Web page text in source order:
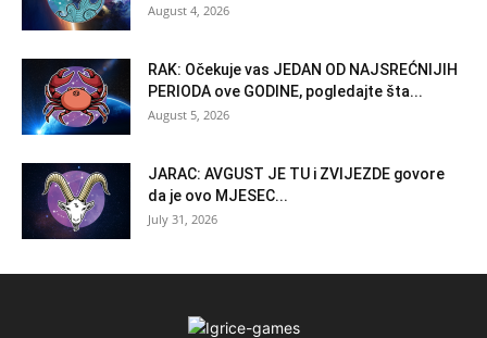
August 4, 2026
RAK: Očekuje vas JEDAN OD NAJSREĆNIJIH
PERIODA ove GODINE, pogledajte šta...
August 5, 2026
JARAC: AVGUST JE TU i ZVIJEZDE govore
da je ovo MJESEC...
July 31, 2026